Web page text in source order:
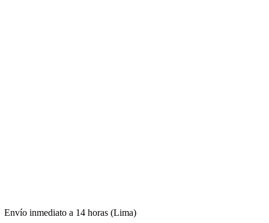
Envío inmediato a 14 horas (Lima)